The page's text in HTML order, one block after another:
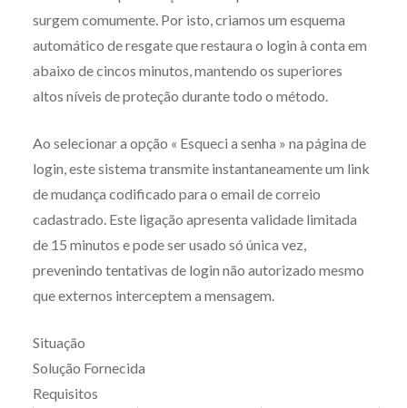
surgem comumente. Por isto, criamos um esquema
automático de resgate que restaura o login à conta em
abaixo de cincos minutos, mantendo os superiores
altos níveis de proteção durante todo o método.
Ao selecionar a opção « Esqueci a senha » na página de
login, este sistema transmite instantaneamente um link
de mudança codificado para o email de correio
cadastrado. Este ligação apresenta validade limitada
de 15 minutos e pode ser usado só única vez,
prevenindo tentativas de login não autorizado mesmo
que externos interceptem a mensagem.
Situação
Solução Fornecida
Requisitos